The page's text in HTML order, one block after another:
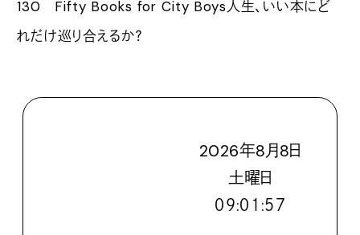
130 Fifty Books for City Boys人生、いい本にど
れだけ巡り合えるか？
2026年8月8日
土曜日
０９:０１:５８